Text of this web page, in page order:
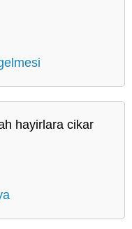
hayirlara cikar